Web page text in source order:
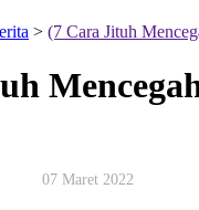
> (7 Cara Jituh
07 Maret 2022